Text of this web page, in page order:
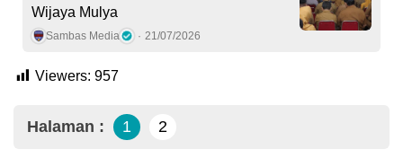
Wijaya Mulya
Sambas Media 21/07/2026
Viewers: 957
Halaman : 1 2